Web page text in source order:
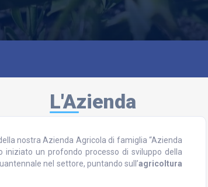
L'Azienda
nostra Azienda Agricola di famiglia “Azienda
iniziato un profondo processo di sviluppo della
nel settore, puntando sull’agricoltura